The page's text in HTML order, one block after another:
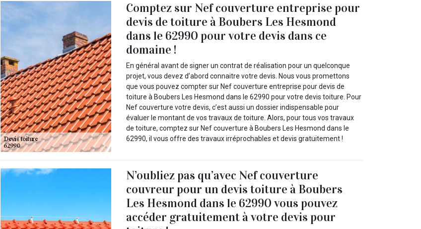
Comptez sur Nef couverture entreprise pour
devis de toiture à Boubers Les Hesmond
dans le 62990 pour votre devis dans ce
domaine !
En général avant de signer un contrat de réalisation pour un quelconque
projet, vous devez d’abord connaitre votre devis. Nous vous promettons
que vous pouvez compter sur Nef couverture entreprise pour devis de
toiture à Boubers Les Hesmond dans le 62990 pour votre devis toiture. Pour
Nef couverture votre devis, c’est aussi un dossier indispensable pour
évaluer le montant de vos travaux de toiture. Alors, pour tous vos travaux
de toiture, comptez sur Nef couverture à Boubers Les Hesmond dans le
62990, il vous offre des travaux irréprochables et devis gratuitement !
N’oubliez pas qu’avec Nef couverture
couvreur pour un devis toiture à Boubers
Les Hesmond dans le 62990 vous pouvez
accéder gratuitement à votre devis pour